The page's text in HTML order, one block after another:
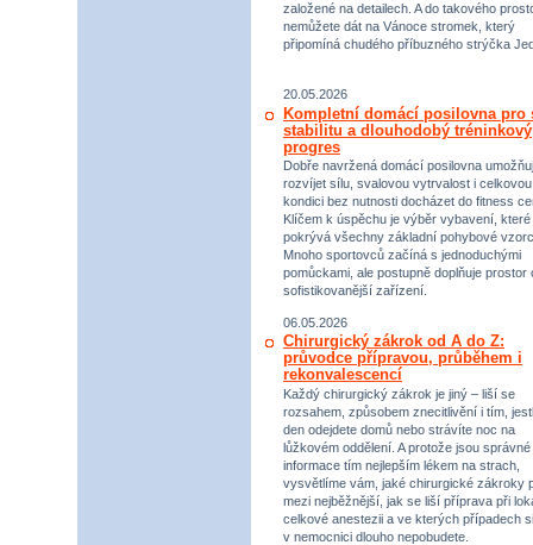
založené na detailech. A do takového
nemůžete dát na Vánoce stromek, který
připomíná chudého příbuzného strýčka
20.05.2026
Kompletní domácí posilovna pro
stabilitu a dlouhodobý tréninkový
progres
Dobře navržená domácí posilovna
rozvíjet sílu, svalovou vytrvalost i celkovou
kondici bez nutnosti docházet do fitness
Klíčem k úspěchu je výběr vybavení, které
pokrývá všechny základní pohybové
Mnoho sportovců začíná s jednoduchými
pomůckami, ale postupně doplňuje prostor
sofistikovanější zařízení.
06.05.2026
Chirurgický zákrok od A do Z:
průvodce přípravou, průběhem i
rekonvalescencí
Každý chirurgický zákrok je jiný – liší se
rozsahem, způsobem znecitlivění i tím,
den odejdete domů nebo strávíte noc na
lůžkovém oddělení. A protože jsou správné
informace tím nejlepším lékem na strach,
vysvětlíme vám, jaké chirurgické zákroky
mezi nejběžnější, jak se liší příprava při
celkové anestezii a ve kterých případech si
v nemocnici dlouho nepobudete.